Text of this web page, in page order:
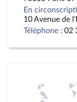
En
10 Avenue de
Téléphone : 02